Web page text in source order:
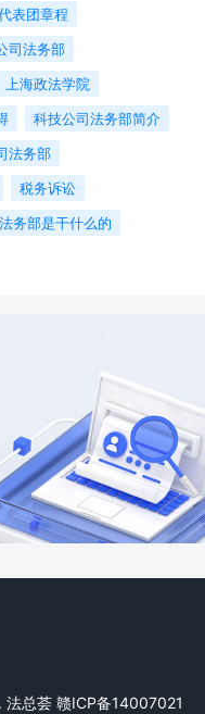
表团章程
司法务部
上海政法学院
科技公司法务部简介
法务部
税务诉讼
务部是干什么的
总荟 赣ICP备14007021